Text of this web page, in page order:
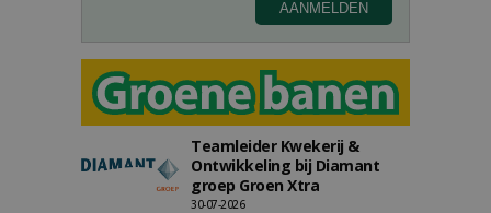
Teamleider Kwekerij &
Ontwikkeling bij Diamant
groep Groen Xtra
30-07-2026